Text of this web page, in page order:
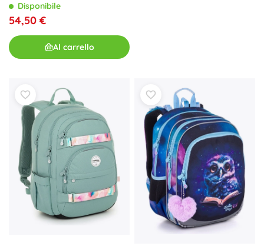
Disponibile
54,50 €
Al carrello